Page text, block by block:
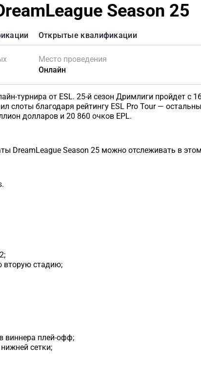
Season 25
Открытые квалификации
Место проведения
Онлайн
турнира от ESL. 25-й сезон Дримлиги пройдет с
слоты благодаря рейтингу ESL Pro Tour —
долларов и 20 860 очков EPL.
DreamLeague Season 25 можно отслеживать в
вторую стадию;
виннера плей-офф;
сетки;